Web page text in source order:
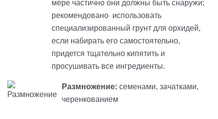
мере частично они должны быть снаружи;
рекомендовано использовать
специализированный грунт для орхидей,
если набирать его самостоятельно,
придется тщательно кипятить и
просушивать все ингредиенты.
Размножение: семенами, зачатками,
черенкованием